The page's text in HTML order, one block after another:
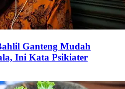
Ganteng Mudah
Ini Kata Psikiater